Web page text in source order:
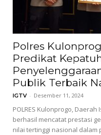
Polres
Predikat
Publik Terbaik
IGTV - Desember 11, 2024
POLRES Kulonprogo,
berhasil mencatat prestasi
nilai tertinggi nasional